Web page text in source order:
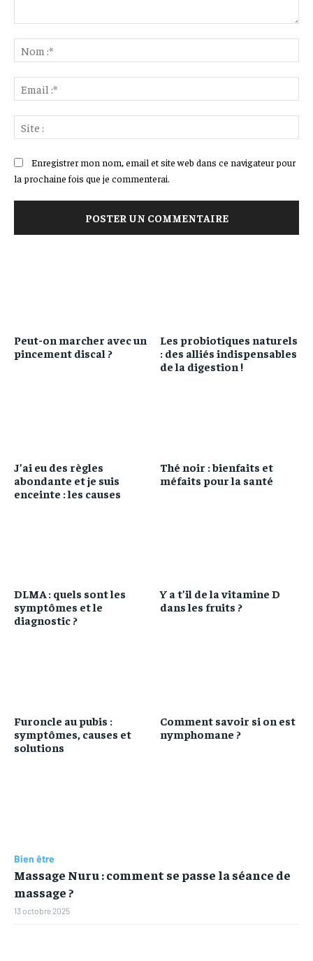
:*
:*
:
Enregistrer mon nom, email et site web dans ce navigateur pour
la prochaine fois que je commenterai.
Peut-on marcher avec un
pincement discal ?
Les probiotiques naturels
: des alliés indispensables
de la digestion !
J’ai eu des règles
abondante et je suis
enceinte : les causes
Thé noir : bienfaits et
méfaits pour la santé
DLMA : quels sont les
symptômes et le
diagnostic ?
Y a t’il de la vitamine D
dans les fruits ?
Furoncle au pubis :
symptômes, causes et
solutions
Comment savoir si on est
nymphomane ?
Bien être
Massage Nuru : comment se passe la séance de
massage ?
13 octobre 2025